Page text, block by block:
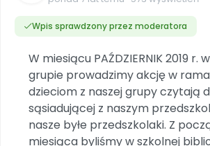
Scenariusze i artykuły
Materiały z miesięcznika
Pomoce dydaktyczne
Multimedia i pliki
Plany tygodniowe
Praca wychowawcza
Bliżejprzedszkolne zestawy
Miesięczniki
Aktualne oraz archiwalne numery
Ebooki
Materiały w formie cyfrowej
Wszystko dla przedszkoli
Zamówienia hurtowe
Konferencje
Spotkania na dużą skalę
Pakiet szkoleń
Kompleksowe programy szkoleniowe
POLECAMY
Akademia Muzyki i Ruchu
Ebooki
Strona WWW dla przedszkola
Gotowa w mniej niż 10 min • 14 dni bez
Pakiet bliżej MAX
Poznajemy regiony
Patronat BLIŻEJ PRZEDSZKOLA
Literkowo
Nauka liter i głosek
Sprintem do maratonu
Ruch i motywacja
Facebook
Instagram
Zobacz nas na Instagramie
TikTok
Zobacz nas na TikToku
Wpis sprawdzony przez moderatora
W miesiącu PAŹDZIERNIK 2019 r.
grupie prowadzimy akcję w
dzieciom z naszej grupy czytają
sąsiadującej z naszym
nasze byłe przedszkolaki. Z
miesiąca byliśmy w szkolnej